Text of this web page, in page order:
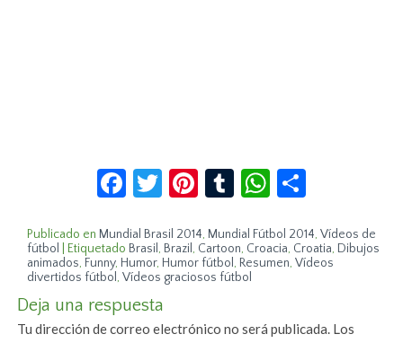
Facebook
Twitter
Pinterest
TumblrWhatsApp
Publicado en Mundial Brasil 2014, Mundial Fútbol 2014,Vídeos de
fútbol
Etiquetado Brasil, Brazil, Cartoon, Croacia, Croatia, Dibujos
animados, Funny, Humor, Humor fútbol, Resumen,Vídeos
divertidos fútbol,Vídeos graciosos fútbol
Deja una respuesta
Tu dirección de correo electrónico no será publicada. Los